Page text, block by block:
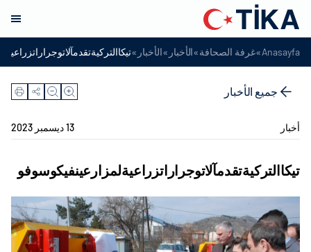
Anasayfa
»غرفة الصحافة»الأخبار »الأخبار »
جميع الأخبار
أخبار 13 ديسمبر 2023
تيكاالتركيةتقدمآلاتوجراراتزراعيةلمزارعينفيكوسوفو